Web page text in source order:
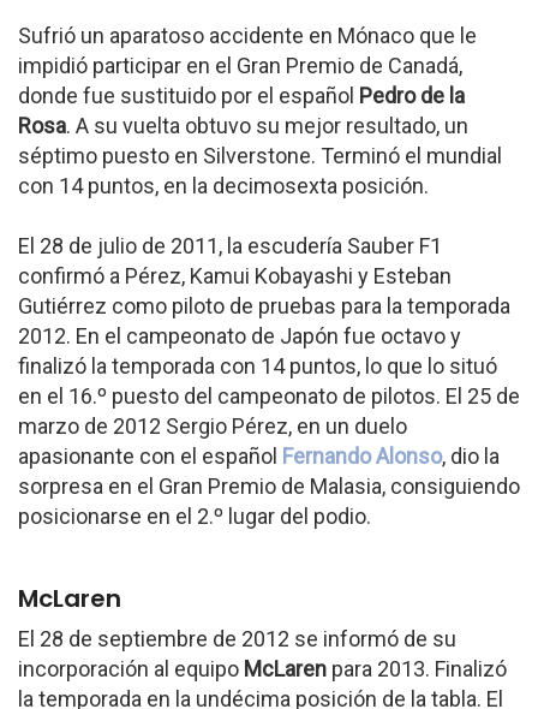
Sufrió un aparatoso accidente en Mónaco que le
impidió participar en el Gran Premio de Canadá,
donde fue sustituido por el español Pedro de la
Rosa. A su vuelta obtuvo su mejor resultado, un
séptimo puesto en Silverstone. Terminó el mundial
con 14 puntos, en la decimosexta posición.
El 28 de julio de 2011, la escudería Sauber F1
confirmó a Pérez, Kamui Kobayashi y Esteban
Gutiérrez como piloto de pruebas para la temporada
2012. En el campeonato de Japón fue octavo y
finalizó la temporada con 14 puntos, lo que lo situó
en el 16.º puesto del campeonato de pilotos. El 25 de
marzo de 2012 Sergio Pérez, en un duelo
apasionante con el español Fernando Alonso, dio la
sorpresa en el Gran Premio de Malasia, consiguiendo
posicionarse en el 2.º lugar del podio.
McLaren
El 28 de septiembre de 2012 se informó de su
incorporación al equipo McLaren para 2013. Finalizó
la temporada en la undécima posición de la tabla. El